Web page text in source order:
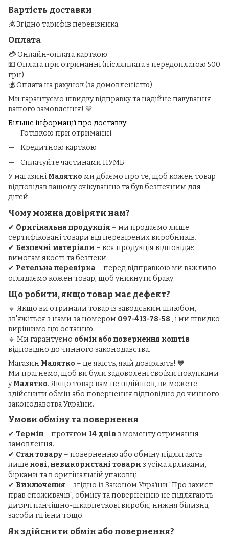
Вартість доставки
💰 Згідно тарифів перевізника.
Оплата
💳 Онлайн-оплата карткою.
💵 Оплата при отриманні (післяплата з передоплатою 500
грн).
💰 Оплата на рахунок (за домовленістю).
Ми гарантуємо швидку відправку та надійне пакування
вашого замовлення! 💙
Більше інформації про доставку
Готівкою при отриманні
Кредитною карткою
Сплачуйте частинами ПУМБ
У магазині Малятко ми дбаємо про те, щоб кожен товар
відповідав вашому очікуванню та був безпечним для
дітей.
Чому можна довіряти нам?
✔ Оригінальна продукція – ми продаємо лише
сертифіковані товари від перевірених виробників.
✔ Безпечні матеріали – вся продукція відповідає
вимогам якості та безпеки.
✔ Ретельна перевірка – перед відправкою ми важливо
оглядаємо кожен товар, щоб уникнути браку.
Що робити, якщо товар має дефект?
🔹 Якщо ви отримали товар із заводським шлюбом,
зв'яжіться з нами за номером 097-413-78-58 , і ми швидко
вирішимо цю останню.
🔹 Ми гарантуємо обмін або повернення коштів
відповідно до чинного законодавства.
Магазин Малятко – це якість, якій довіряють! 💙
Ми прагнемо, щоб ви були задоволені своїми покупками
уМалятко. Якщо товар вам не підійшов, ви можете
здійснити обмін або повернення відповідно до чинного
законодавства України.
Умови обміну та повернення
✔ Термін – протягом 14 днів з моменту отримання
замовлення.
✔ Стан товару – поверненню або обміну підлягають
лише нові, невикористані товари з усіма ярликами,
бірками та в оригінальній упаковці.
✔ Виключення – згідно із Законом України "Про захист
прав споживачів", обміну та поверненню не підлягають
дитячі панчішно-шкарпеткові вироби, нижня білизна,
засоби гігієни тощо.
Як здійснити обмін або повернення?